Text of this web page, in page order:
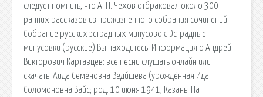
следует помнить, что А. П. Чехов отбраковал около 300
ранних рассказов из прижизненного собрания сочинений.
Собрание русских эстрадных минусовок. Эстрадные
минусовки (русские) Вы находитесь. Информация о Андрей
Викторович Картавцев: все песни слушать онлайн или
скачать. Аида Семёновна Веди́щева (урождённая Ида
Соломоновна Вайс; род. 10 июня 1941, Казань. На